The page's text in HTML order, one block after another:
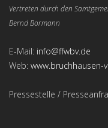
Vertreten durch den
Bernd Bormann
E-Mail: info@ffwbv.de
Web: www.bruchhausen-
Pressestelle /